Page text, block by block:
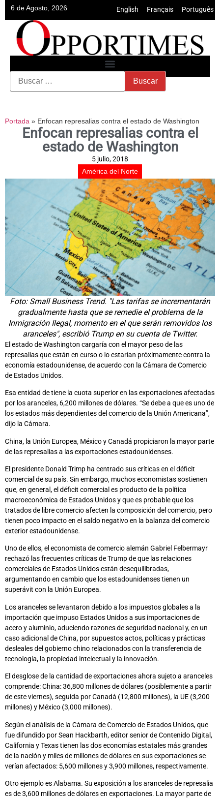
6 de Agosto, 2026 English Français Português
Portada » Enfocan represalias contra el estado de Washington
Enfocan represalias contra el
estado de Washington
5 julio, 2018
América del Norte
Foto: Small Business Trend. "Las tarifas se incrementarán
gradualmente hasta que se remedie el problema de la
Inmigración Ilegal, momento en el que serán removidos los
aranceles", escribió Trump en su cuenta de Twitter.
El estado de Washington cargaría con el mayor peso de las
represalias que están en curso o lo estarían próximamente contra la
economía estadounidense, de acuerdo con la Cámara de Comercio
de Estados Unidos.
Esa entidad de tiene la cuota superior en las exportaciones afectadas
por los aranceles, 6,200 millones de dólares. “Se debe a que es uno de
los estados más dependientes del comercio de la Unión Americana”,
dijo la Cámara.
China, la Unión Europea, México y Canadá propiciaron la mayor parte
de las represalias a las exportaciones estadounidenses.
El presidente Donald Trimp ha centrado sus críticas en el déficit
comercial de su país. Sin embargo, muchos economistas sostienen
que, en general, el déficit comercial es producto de la política
macroeconómica de Estados Unidos y que es probable que los
tratados de libre comercio afecten la composición del comercio, pero
tienen poco impacto en el saldo negativo en la balanza del comercio
exterior estadounidense.
Uno de ellos, el economista de comercio alemán Gabriel Felbermayr
rechazó las frecuentes críticas de Trump de que las relaciones
comerciales de Estados Unidos están desequilibradas,
argumentando en cambio que los estadounidenses tienen un
superávit con la Unión Europea.
Los aranceles se levantaron debido a los impuestos globales a la
importación que impuso Estados Unidos a sus importaciones de
acero y aluminio, aduciendo razones de seguridad nacional y, en un
caso adicional de China, por supuestos actos, políticas y prácticas
desleales del gobierno chino relacionados con la transferencia de
tecnología, la propiedad intelectual y la innovación.
El desglose de la cantidad de exportaciones ahora sujeto a aranceles
comprende: China: 36,800 millones de dólares (posiblemente a partir
de este viernes), seguida por Canadá (12,800 millones), la UE (3,200
millones) y México (3,000 millones).
Según el análisis de la Cámara de Comercio de Estados Unidos, que
fue difundido por Sean Hackbarth, editor senior de Contenido Digital,
California y Texas tienen las dos economías estatales más grandes
de la nación y miles de millones de dólares en sus exportaciones se
verían afectados: 5,600 millones y 3,900 millones, respectivamente.
Otro ejemplo es Alabama. Su exposición a los aranceles de represalia
es de 3,600 millones de dólares en exportaciones. La mayor parte de